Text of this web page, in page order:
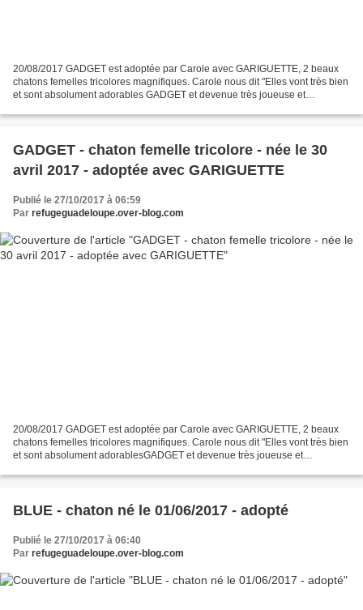
20/08/2017 GADGET est adoptée par Carole avec GARIGUETTE, 2 beaux
chatons femelles tricolores magnifiques. Carole nous dit "Elles vont très bien
et sont absolument adorables GADGET et devenue très joueuse et
GADGET - chaton femelle tricolore - née le 30
avril 2017 - adoptée avec GARIGUETTE
Publié le 27/10/2017 à 06:59
Par refugeguadeloupe.over-blog.com
20/08/2017 GADGET est adoptée par Carole avec GARIGUETTE, 2 beaux
chatons femelles tricolores magnifiques. Carole nous dit "Elles vont très bien
et sont absolument adorablesGADGET et devenue très joueuse et
BLUE - chaton né le 01/06/2017 - adopté
Publié le 27/10/2017 à 06:40
Par refugeguadeloupe.over-blog.com